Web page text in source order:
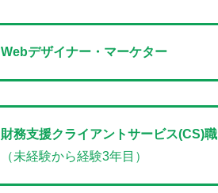
Webデザイナー・マーケター
財務支援クライアントサービス(CS)職
（未経験から経験3年目）